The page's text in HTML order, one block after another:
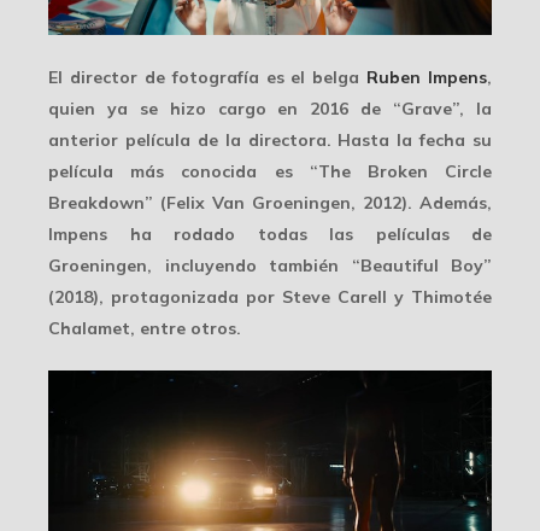
El director de fotografía es el belga Ruben Impens,
quien ya se hizo cargo en 2016 de “Grave”, la
anterior película de la directora. Hasta la fecha su
película más conocida es “The Broken Circle
Breakdown” (Felix Van Groeningen, 2012). Además,
Impens ha rodado todas las películas de
Groeningen, incluyendo también “Beautiful Boy”
(2018), protagonizada por Steve Carell y Thimotée
Chalamet, entre otros.